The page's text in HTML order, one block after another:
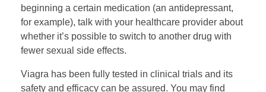
beginning a certain medication (an antidepressant,
for example), talk with your healthcare provider about
whether it’s possible to switch to another drug with
fewer sexual side effects.
Viagra has been fully tested in clinical trials and its
safety and efficacy can be assured. You may find